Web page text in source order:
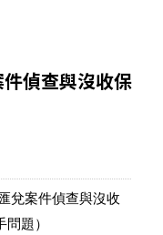
偵查與沒收保
兌案件偵查與沒收
題）